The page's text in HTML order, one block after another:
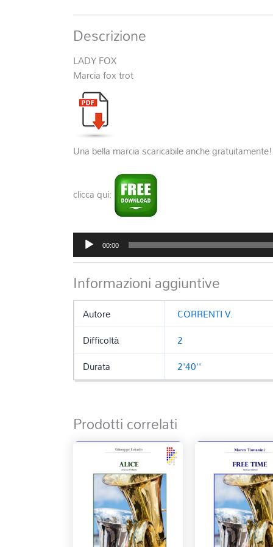
Descrizione
LADY FOX
Marcia fox trot
Una bella marcia scaricabile anche gratuitamente!
clicca qui:
Audio
Player
00:00
Informazioni aggiuntive
Autore
CORRENTI V.
Difficoltà
2
Durata
2'40''
Prodotti correlati